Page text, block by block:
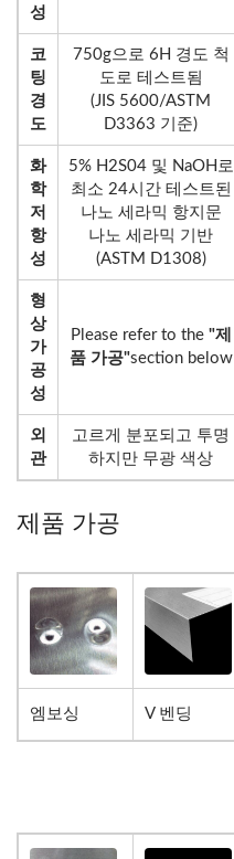
성
코
팅
경
도
750g으로 6H 경도 척
도로 테스트됨
(JIS 5600/ASTM
D3363 기준)
화
학
저
항
성
5% H2S04 및 NaOH로
최소 24시간 테스트된
나노 세라믹 항지문
나노 세라믹 기반
(ASTM D1308)
형
상
가
공
성
Please refer to the "제
품 가공"section below
외
관
고르게 분포되고 투명
하지만 무광 색상
제품 가공
엠보싱 V 벤딩